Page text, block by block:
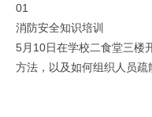
01
消防安全知识培训
5月10日在学校二食堂三楼
方法，以及如何组织人员疏